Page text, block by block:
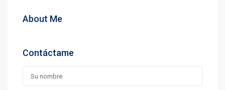
About Me
Contáctame